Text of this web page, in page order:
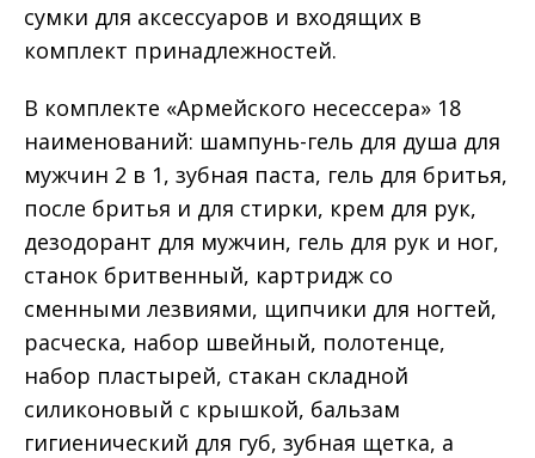
сумки для аксессуаров и входящих в
комплект принадлежностей.
В комплекте «Армейского несессера» 18
наименований: шампунь-гель для душа для
мужчин 2 в 1, зубная паста, гель для бритья,
после бритья и для стирки, крем для рук,
дезодорант для мужчин, гель для рук и ног,
станок бритвенный, картридж со
сменными лезвиями, щипчики для ногтей,
расческа, набор швейный, полотенце,
набор пластырей, стакан складной
силиконовый с крышкой, бальзам
гигиенический для губ, зубная щетка, а